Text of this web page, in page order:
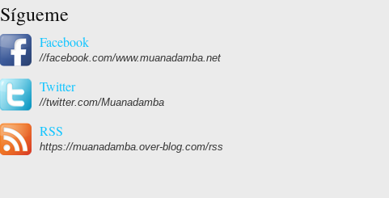
Sígueme
Facebook
//facebook.com/www.muanadamba.net
Twitter
//twitter.com/Muanadamba
RSS
https://muanadamba.over-blog.com/rss